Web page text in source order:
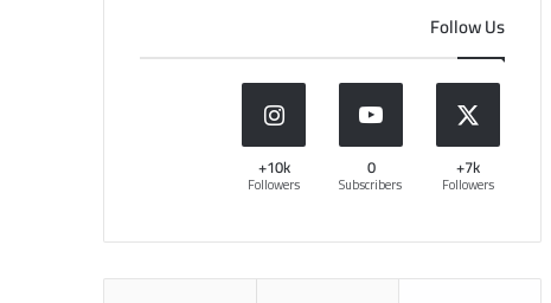
Follow Us
7k+
Followers
0
Subscribers
10k+
Followers